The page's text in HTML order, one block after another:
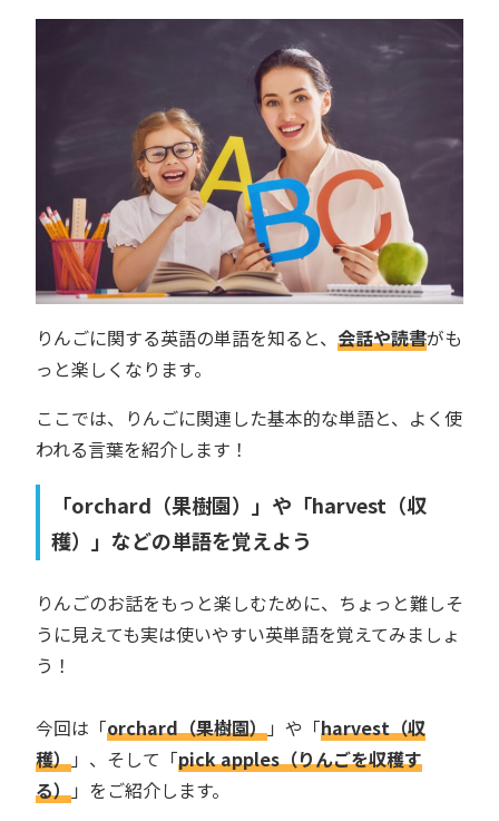
りんごに関する英語の単語を知ると、 会話や読書がも
っと楽しくなります。
ここでは、りんごに関連した基本的な単語と、よく使
われる言葉を紹介します！
「orchard（果樹園）」や「harvest（収
穫）」などの単語を覚えよう
りんごのお話をもっと楽しむために、ちょっと難しそ
うに見えても実は使いやすい英単語を覚えてみましょ
う！
今回は「orchard（果樹園）」や「harvest（収
穫）」、そして「pick apples（りんごを収穫す
る）」をご紹介します。